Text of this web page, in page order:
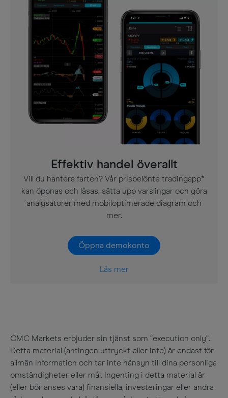
Effektiv handel överallt
Vill du hantera farten? Vår prisbelönte tradingapp*
kan öppnas och låsas, sätta upp varslingar och göra
analysatorer med mobiloptimerade diagram och
mer.
Öppna demokonto
Läs mer
CMC Markets erbjuder sin tjänst som ”execution only”.
Detta material (antingen uttryckt eller inte) är endast för
allmän information och tar inte hänsyn till dina personliga
omständigheter eller mål. Ingenting i detta material är
(eller bör anses vara) finansiella, investeringar eller andra